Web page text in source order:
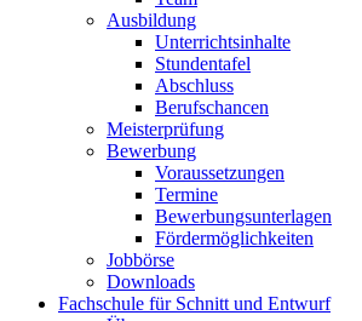
Ausbildung
Unterrichtsinhalte
Stundentafel
Abschluss
Berufschancen
Meisterprüfung
Bewerbung
Voraussetzungen
Termine
Bewerbungsunterlagen
Fördermöglichkeiten
Jobbörse
Downloads
Fachschule für Schnitt und Entwurf